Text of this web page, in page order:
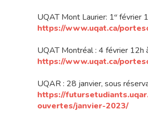
UQAT Mont Laurier: 1erfévrier
https://www.uqat.ca/
UQAT Montréal : 4 février 12h
https://www.uqat.ca/
UQAR : 28 janvier, sous
https://
ouvertes/janvier-2023/